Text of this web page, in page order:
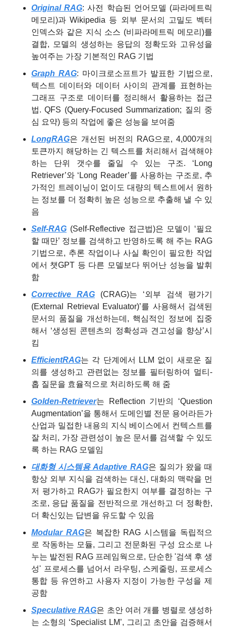
Original RAG: 사전 학습된 언어모델 (파라메트릭
메모리)과 Wikipedia 등 외부 문서의 고밀도 벡터
인덱스와 같은 지식 소스 (비파라메트릭 메모리)를
결합, 모델의 생성하는 응답의 정확도와 고유성을
높여주는 가장 기본적인 RAG 기법
Graph RAG: 마이크로소프트가 발표한 기법으로,
텍스트 데이터와 데이터 사이의 관계를 표현하는
그래프 구조로 데이터를 정리해서 활용하는 접근
법. QFS (Query-Focused Summarization; 질의 중
심 요약) 등의 작업에 좋은 성능을 보여줌
LongRAG은 개선된 버전의 RAG으로, 4,000개의
토큰까지 해당하는 긴 텍스트를 처리해서 검색해야
하는 단위 갯수를 줄일 수 있는 구조. ‘Long
Retriever’와 ‘Long Reader’를 사용하는 구조로, 추
가적인 트레이닝이 없이도 대량의 텍스트에서 원하
는 정보를 더 정확히 높은 성능으로 추출해 낼 수 있
음
Self-RAG (Self-Reflective 접근법)은 모델이 ‘필요
할 때만’ 정보를 검색하고 반영하도록 해 주는 RAG
기법으로, 추론 작업이나 사실 확인이 필요한 작업
에서 챗GPT 등 다른 모델보다 뛰어난 성능을 발휘
함
Corrective RAG
(CRAG)는 ‘외부 검색 평가기
(External Retrieval Evaluator)’를 사용해서 검색된
문서의 품질을 개선하는데, 핵심적인 정보에 집중
해서 ‘생성된 콘텐츠의 정확성과 견고성을 향상’시
킴
EfficientRAG는 각 단계에서 LLM 없이 새로운 질
의를 생성하고 관련없는 정보를 필터링하여 멀티-
홉 질문을 효율적으로 처리하도록 해 줌
Golden-Retriever는 Reflection 기반의 ‘Question
Augmentation’을 통해서 도메인별 전문 용어라든가
산업과 밀접한 내용의 지식 베이스에서 컨텍스트를
잘 처리, 가장 관련성이 높은 문서를 검색할 수 있도
록 하는 RAG 모델임
대화형 시스템용 Adaptive RAG은 질의가 왔을 때
항상 외부 지식을 검색하는 대신, 대화의 맥락을 먼
저 평가하고 RAG가 필요한지 여부를 결정하는 구
조로, 응답 품질을 전반적으로 개선하고 더 정확한,
더 확신있는 답변을 유도할 수 있음
Modular RAG은 복잡한 RAG 시스템을 독립적으
로 작동하는 모듈, 그리고 전문화된 구성 요소로 나
누는 발전된 RAG 프레임웍으로, 단순한 '검색 후 생
성' 프로세스를 넘어서 라우팅, 스케줄링, 프로세스
통합 등 유연하고 사용자 지정이 가능한 구성을 제
공함
Speculative RAG은 초안 여러 개를 병렬로 생성하
는 소형의 ‘Specialist LM’, 그리고 초안을 검증해서